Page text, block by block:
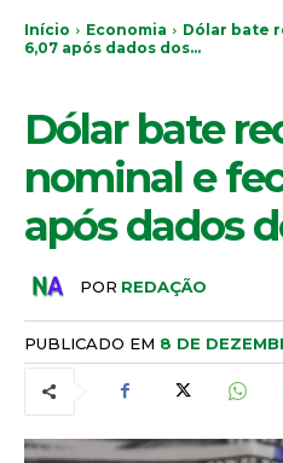
Início Economia
Dólar bate
6,07 após dados dos...
Dólar bate
nominal e
após dados
POR REDAÇÃO
PUBLICADO EM 8 DE